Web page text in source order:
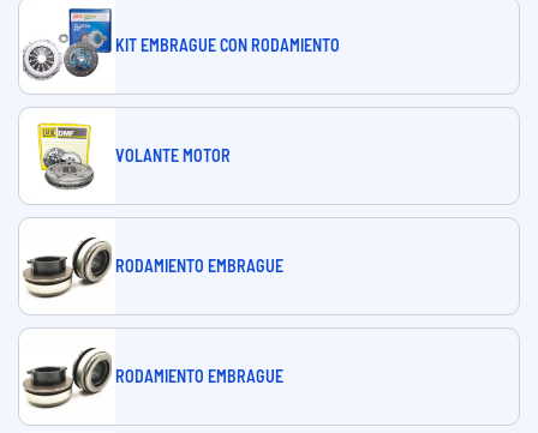
KIT EMBRAGUE CON RODAMIENTO
VOLANTE MOTOR
RODAMIENTO EMBRAGUE
RODAMIENTO EMBRAGUE